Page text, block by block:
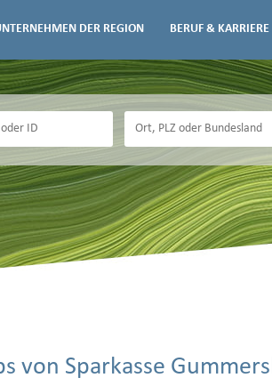
DER REGION BERUF & KARRIERE
von Sparkasse